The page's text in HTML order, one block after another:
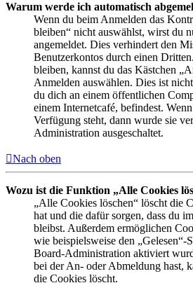
Warum werde ich automatisch
Wenn du beim Anmelden das
bleiben“ nicht auswählst, wirst du
angemeldet. Dies verhindert den
Benutzerkontos durch einen
bleiben, kannst du das Kästchen
Anmelden auswählen. Dies ist
du dich an einem öffentlichen
einem Internetcafé, befindest.
Verfügung steht, dann wurde sie
Administration ausgeschaltet.
Nach oben
Wozu ist die Funktion „Alle Cookies
„Alle Cookies löschen“ löscht die
hat und die dafür sorgen, dass du
bleibst. Außerdem ermöglichen
wie beispielsweise den „Gelesen“-
Board-Administration aktiviert
bei der An- oder Abmeldung hast,
die Cookies löscht.